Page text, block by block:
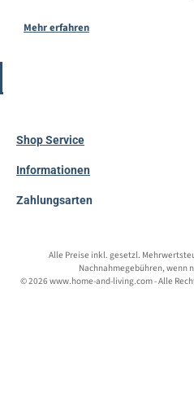
Mehr erfahren
Shop Service
Informationen
Zahlungsarten
Alle Preise inkl. gesetzl.
Nachnahmegebühren, wenn
© 2026 www.home-and-living.com - Alle